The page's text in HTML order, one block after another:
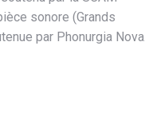
sonore (Grands
par Phonurgia Nova.